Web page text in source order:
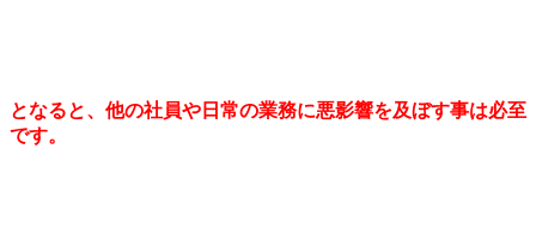
となると、他の社員や日常の業務に悪影響を及ぼす事は必至
です。